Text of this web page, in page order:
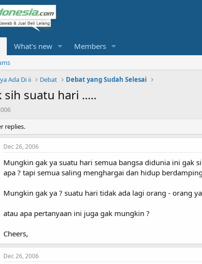
What's new Members
Ada Di ii Debat Debat yang Sudah Selesai
suatu hari .....
replies.
Dec 26, 2006
Mungkin gak ya suatu hari semua bangsa didunia ini gak
apa ? tapi semua saling menghargai dan hidup
Mungkin gak ya ? suatu hari tidak ada lagi orang - orang
atau apa pertanyaan ini juga gak mungkin ?
Cheers,
Dec 26, 2006